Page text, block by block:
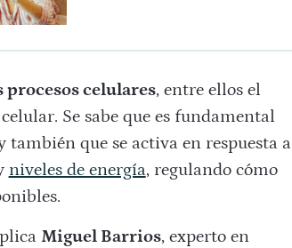
celulares, entre ellos el
Se sabe que es fundamental
que se activa en respuesta a
niveles de energía, regulando cómo
Miguel Barrios, experto en